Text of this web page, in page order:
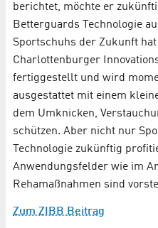
berichtet, möchte er
Betterguards Technologie
Sportschuhs der Zukunft
Charlottenburger
fertiggestellt und wird
ausgestattet mit einem
dem Umknicken,
schützen. Aber nicht nur
Technologie zukünftig
Anwendungsfelder wie im
Rehamaßnahmen sind
Zum ZIBB Beitrag